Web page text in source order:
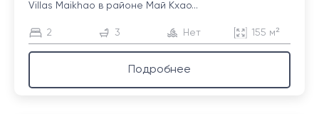
Villas Maikhao в районе Май Кхао...
2 3 Нет 155 м²
Подробнее